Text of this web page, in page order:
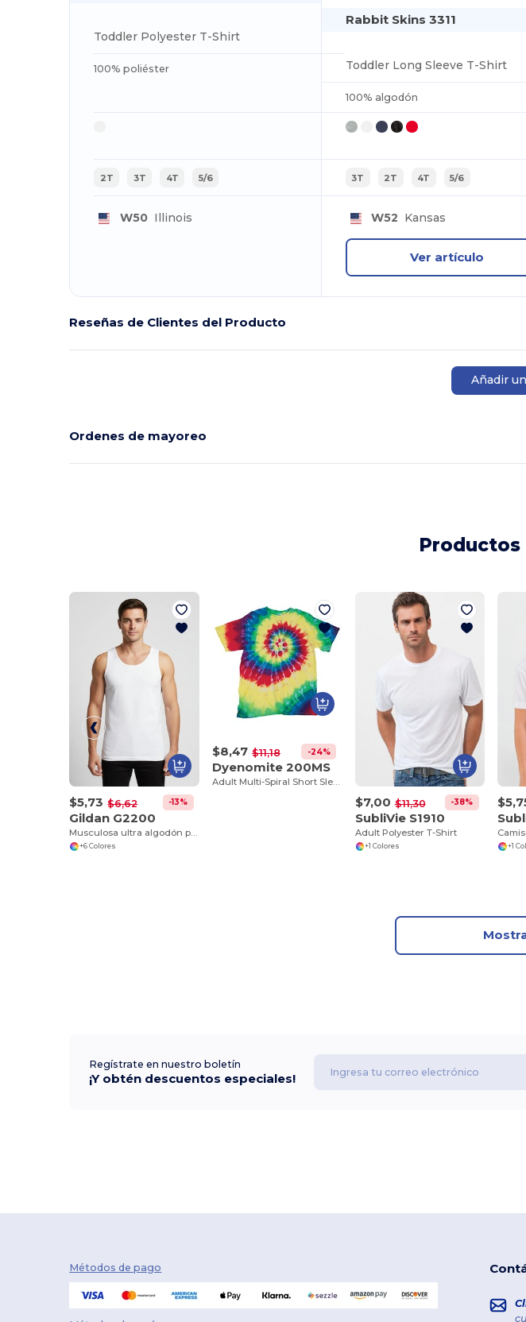
Toddler Polyester T-Shirt
100% poliéster
2T 3T 4T 5/6
W50Illinois
Rabbit Skins 3311
Toddler Long Sleeve T-Shirt
100% algodón
3T 2T 4T 5/6
W52 Kansas
Ver artículo
Reseñas de Clientes del Producto
Añadir
Ordenes de mayoreo
$5,73 $6,62 -13%
Gildan G2200
Musculosa ultra algodón para adultos
+6 Colores
$8,47 $11,18 -24%
Dyenomite 200MS
Adult Multi-Spiral Short Sleeve Tee
$7,00 $11,30 -38%
SubliVie S1910
Adult Polyester T-Shirt
+1 Colores +1
Regístrate en nuestro boletín
¡Y obtén descuentos especiales!
Métodos de pago